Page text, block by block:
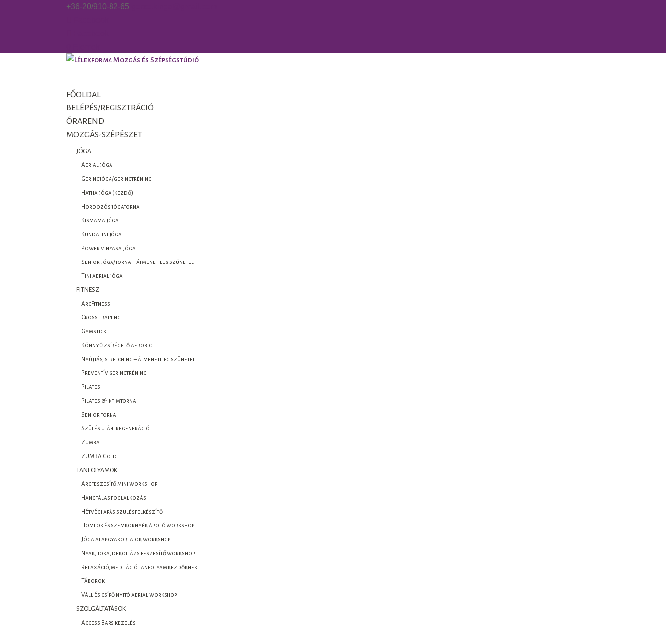
+36-20/910-82-65
FŐOLDAL
BELÉPÉS/REGISZTRÁCIÓ
ÓRAREND
MOZGÁS-SZÉPÉSZET
JÓGA
Aerial jóga
Gerincjóga/gerinctréning
Hatha jóga (kezdő)
Hordozós jógatorna
Kismama jóga
Kundalini jóga
Power vinyasa jóga
Senior jóga/torna – átmenetileg szünetel
Tini aerial jóga
FITNESZ
ArcFitness
Cross training
Gymstick
Könnyű zsírégető aerobic
Nyújtás, stretching – átmenetileg szünetel
Preventív gerinctréning
Pilates
Pilates & intimtorna
Senior torna
Szülés utáni regeneráció
Zumba
ZUMBA Gold
TANFOLYAMOK
Arcfeszesítő mini workshop
Hangtálas foglalkozás
Hétvégi apás szülésfelkészítő
Homlok és szemkörnyék ápoló workshop
Jóga alapgyakorlatok workshop
Nyak, toka, dekoltázs feszesítő workshop
Relaxáció, meditáció tanfolyam kezdőknek
Táborok
Váll és csípő nyitó aerial workshop
SZOLGÁLTATÁSOK
Access Bars kezelés